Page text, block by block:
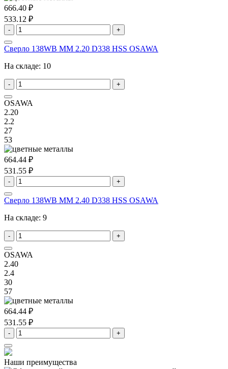
666.40 ₽
533.12 ₽
- +
Сверло 138WB MM 2.20 D338 HSS OSAWA
На складе: 10
- +
OSAWA
2.20
2.2
27
53
664.44 ₽
531.55 ₽
- +
Сверло 138WB MM 2.40 D338 HSS OSAWA
На складе: 9
- +
OSAWA
2.40
2.4
30
57
664.44 ₽
531.55 ₽
- +
Наши преимущества